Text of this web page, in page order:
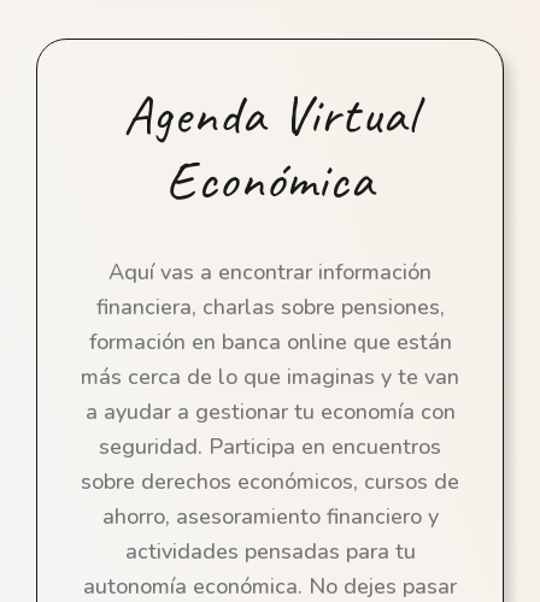
Agenda Virtual
Económica
Aquí vas a encontrar información
financiera, charlas sobre pensiones,
formación en banca online que están
más cerca de lo que imaginas y te van
a ayudar a gestionar tu economía con
seguridad. Participa en encuentros
sobre derechos económicos, cursos de
ahorro, asesoramiento financiero y
actividades pensadas para tu
autonomía económica. No dejes pasar